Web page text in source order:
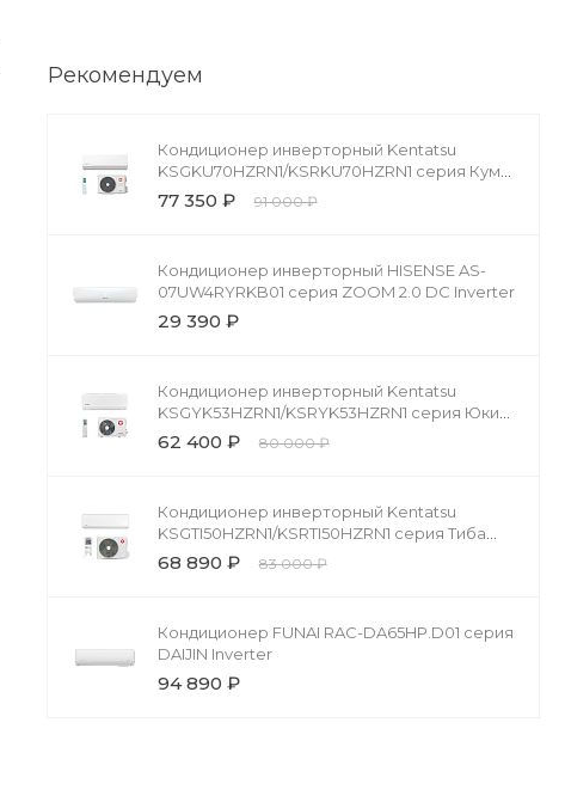
Рекомендуем
Кондиционер инверторный Kentatsu
KSGKU70HZRN1/KSRKU70HZRN1 серия Кумо
Инвертор (Kumo Inverter)
77 350 ₽ 91 000 ₽
Кондиционер инверторный HISENSE AS-
07UW4RYRKB01 серия ZOOM 2.0 DC Inverter
29 390 ₽
Кондиционер инверторный Kentatsu
KSGYK53HZRN1/KSRYK53HZRN1 серия Юки
(Yuki))
62 400 ₽ 80 000 ₽
Кондиционер инверторный Kentatsu
KSGTI50HZRN1/KSRTI50HZRN1 серия Тиба
Инвертор (Tiba Inverter)
68 890 ₽ 83 000 ₽
Кондиционер FUNAI RAC-DA65HP.D01 серия
DAIJIN Inverter
94 890 ₽